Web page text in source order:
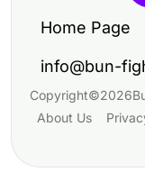
Home Page
info@bun-
Copyright©2026
About Us